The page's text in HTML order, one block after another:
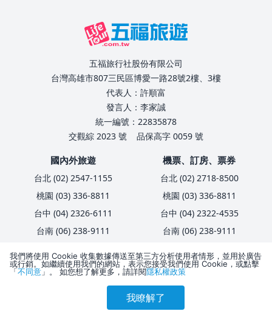
刷卡優惠 會員訂購
五福旅行社股份有限公司
台灣高雄市807三民區博愛一路28號2樓、3樓
代表人：許順富
發言人：李家誠
統一編號：22835878
交觀綜 2023 號
品保高字 0059 號
國內外旅遊
台北 (02) 2547-1155
桃園 (03) 336-8811
台中 (04) 2326-6111
台南 (06) 238-9111
機票、訂房、票券
台北 (02) 2718-8500
桃園 (03) 336-8811
台中 (04) 2322-4535
台南 (06) 238-9111
我們將使用 Cookie 收集數據傳送至第三方分析使用者情形，並用於廣告
或行銷。如繼續使用我們的網站，表示您接受我們使用 Cookie，或點擊
「不同意 」。 如您想了解更多，請詳閱隱私權政策
我瞭解了